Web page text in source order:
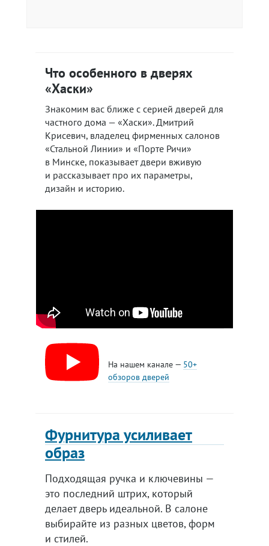
Что особенного в дверях
«Хаски»
Знакомим вас ближе с серией дверей для
частного дома — «Хаски». Дмитрий
Крисевич, владелец фирменных салонов
«Стальной Линии» и «Порте Ричи»
в Минске, показывает двери вживую
и рассказывает про их параметры,
дизайн и историю.
На нашем канале — 50+
обзоров дверей
Фурнитура усиливает
образ
Подходящая ручка и ключевины —
это последний штрих, который
делает дверь идеальной. В салоне
выбирайте из разных цветов, форм
и стилей.